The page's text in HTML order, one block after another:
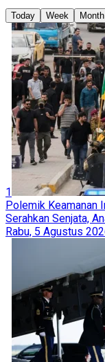
Today Week Month
1
Polemik Keamanan
Serahkan Senjata,
Rabu, 5 Agustus